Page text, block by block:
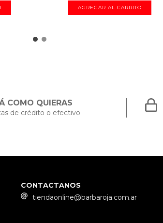
COMO QUIERAS
de crédito o efectivo
CONTACTANOS
tiendaonline@barbaroja.com.ar